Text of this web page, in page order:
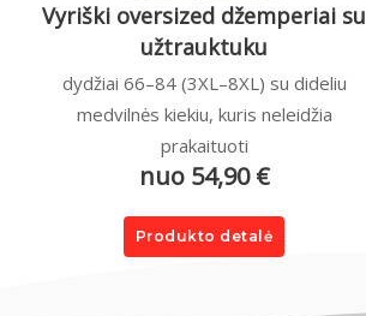
Vyriški oversized džemperiai su
užtrauktuku
dydžiai 66–84 (3XL–8XL) su dideliu
medvilnės kiekiu, kuris neleidžia
prakaituoti
nuo 54,90 €
Produkto detalė